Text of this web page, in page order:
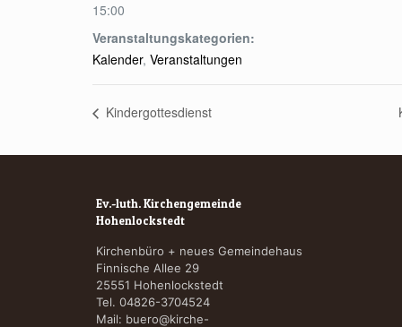
15:00
Veranstaltungskategorien:
Kalender, Veranstaltungen
Kindergottesdienst
Ev.-luth. Kirchengemeinde
Hohenlockstedt
Kirchenbüro + neues Gemeindehaus
Finnische Allee 29
25551 Hohenlockstedt
Tel. 04826-3704524
Mail: buero@kirche-